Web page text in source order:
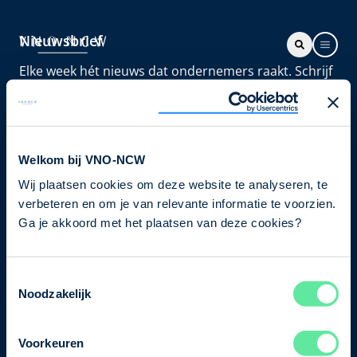
Welkom bij VNO-NCW
Wij plaatsen cookies om deze website te analyseren, te
verbeteren en om je van relevante informatie te voorzien.
Ga je akkoord met het plaatsen van deze cookies?
Noodzakelijk
Voorkeuren
Nieuwsbrief
Elke week hét nieuws dat ondernemers raakt. Schrijf
je nu in voor de VNO-NCW nieuwsbrief.
Schrijf je in
Direct naar
Ons verhaal
Bezuidenhoutseweg 12
T+31 70 349 03 49